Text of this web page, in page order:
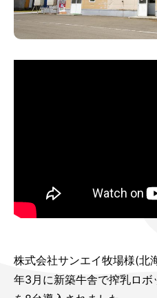
株式会社サンエイ牧場様(北
年3月に新築牛舎で搾乳ロ